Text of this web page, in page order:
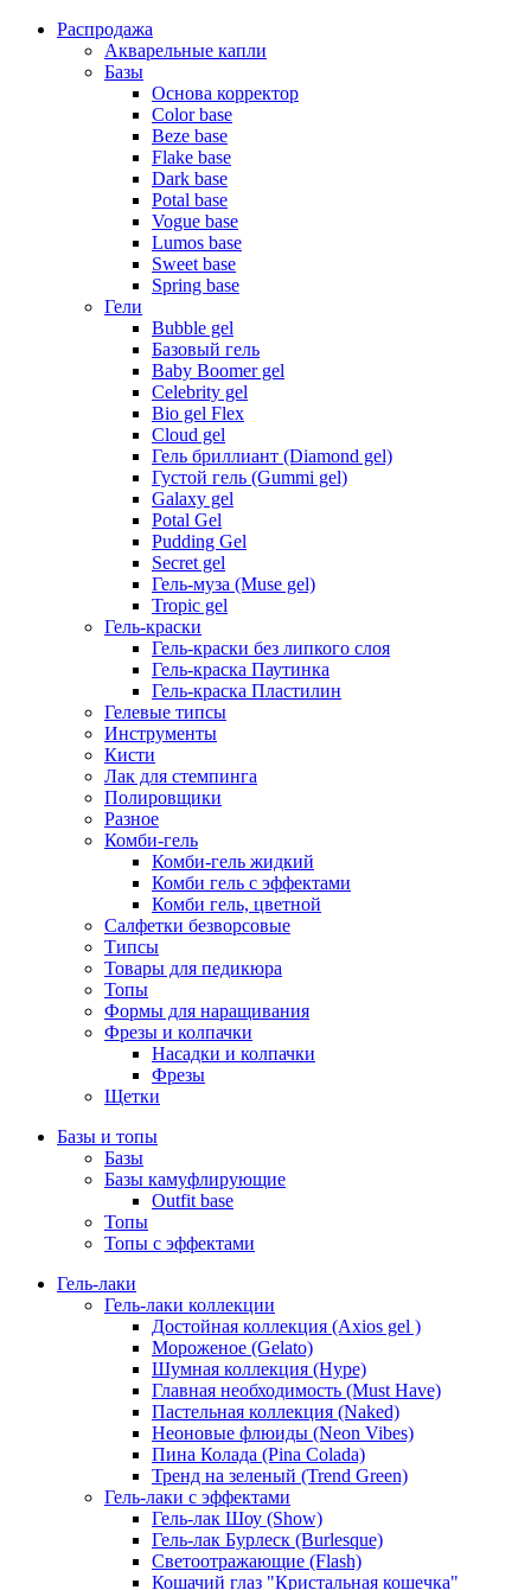
Распродажа
Акварельные капли
Базы
Основа корректор
Color base
Beze base
Flake base
Dark base
Potal base
Vogue base
Lumos base
Sweet base
Spring base
Гели
Bubble gel
Базовый гель
Baby Boomer gel
Celebrity gel
Bio gel Flex
Cloud gel
Гель бриллиант (Diamond gel)
Густой гель (Gummi gel)
Galaxy gel
Potal Gel
Pudding Gel
Secret gel
Гель-муза (Muse gel)
Tropic gel
Гель-краски
Гель-краски без липкого слоя
Гель-краска Паутинка
Гель-краска Пластилин
Гелевые типсы
Инструменты
Кисти
Лак для стемпинга
Полировщики
Разное
Комби-гель
Комби-гель жидкий
Комби гель с эффектами
Комби гель, цветной
Салфетки безворсовые
Типсы
Товары для педикюра
Топы
Формы для наращивания
Фрезы и колпачки
Насадки и колпачки
Фрезы
Щетки
Базы и топы
Базы
Базы камуфлирующие
Outfit base
Топы
Топы с эффектами
Гель-лаки
Гель-лаки коллекции
Достойная коллекция (Axios gel )
Мороженое (Gelato)
Шумная коллекция (Hype)
Главная необходимость (Must Have)
Пастельная коллекция (Naked)
Неоновые флюиды (Neon Vibes)
Пина Колада (Pina Colada)
Тренд на зеленый (Trend Green)
Гель-лаки с эффектами
Гель-лак Шоу (Show)
Гель-лак Бурлеск (Burlesque)
Светоотражающие (Flash)
Кошачий глаз "Кристальная кошечка"